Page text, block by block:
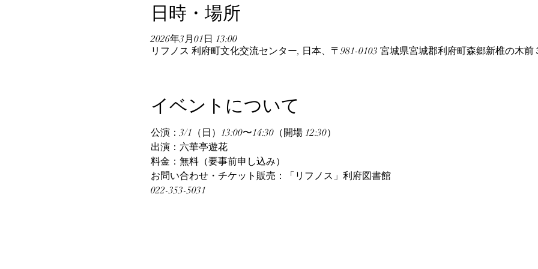
日時・場所
2026年3月01日 13:00
リフノス 利府町文化交流センター, 日本、〒981-0103 宮城県宮城郡利府町森郷新椎の木前
イベントについて
公演：3/1（日）13:00〜14:30（開場 12:30）
出演：六華亭遊花
料金：無料（要事前申し込み）
お問い合わせ・チケット販売：「リフノス」利府図書館
022-353-5031